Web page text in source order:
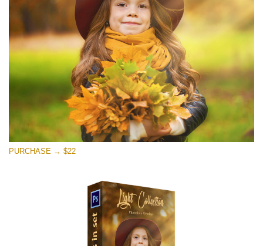
Large 6000*4000px
Free download
PURCHASE → $22